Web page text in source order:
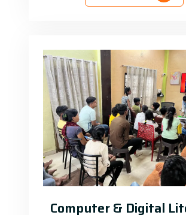
Computer & Digital